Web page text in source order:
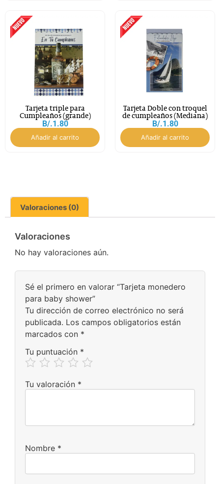
Tarjeta triple para
Cumpleaños (grande)
B/.1.80
Añadir al carrito
Tarjeta Doble con troquel
de cumpleaños (Mediana)
B/.1.80
Añadir al carrito
Valoraciones (0)
Valoraciones
No hay valoraciones aún.
Sé el primero en valorar “Tarjeta monedero
para baby shower”
Tu dirección de correo electrónico no será
publicada. Los campos obligatorios están
marcados con *
Tu puntuación *
Tu valoración *
Nombre *